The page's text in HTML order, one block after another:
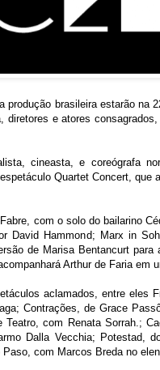
brasileira estarão na
e atores
cineasta, e coreógrafa
Quartet Concert,
com o solo do bailarino
David Hammond; Marx in
de Marisa Bentancurt
Arthur de Faria em
aclamados, entre eles
Contrações, de Grace
com Renata Sorrah.;
Dalla Vecchia; Potestad,
com Marcos Breda no